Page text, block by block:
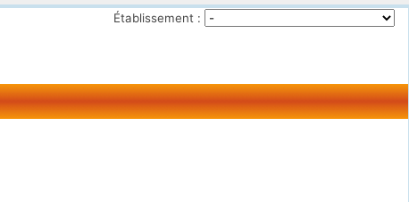
Établissement :